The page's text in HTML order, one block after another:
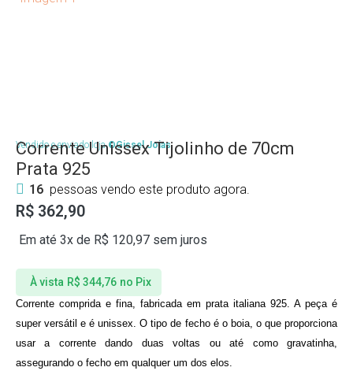
Vendido e enviado loja©Gissel Joias
Corrente Unissex Tijolinho de 70cm
Prata 925
16 pessoas vendo este produto agora.
R$ 362,90
Em até 3x de R$ 120,97 sem juros
À vista R$ 344,76 no Pix
Corrente comprida e fina, fabricada em prata italiana 925. A peça é
super versátil e é unissex. O tipo de fecho é o boia, o que proporciona
usar a corrente dando duas voltas ou até como gravatinha,
assegurando o fecho em qualquer um dos elos.